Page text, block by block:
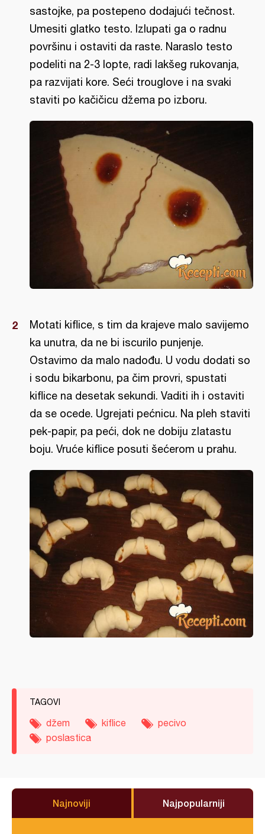
sastojke, pa postepeno dodajući tečnost.
Umesiti glatko testo. Izlupati ga o radnu
površinu i ostaviti da raste. Naraslo testo
podeliti na 2-3 lopte, radi lakšeg rukovanja,
pa razvijati kore. Seći trouglove i na svaki
staviti po kačičicu džema po izboru.
Motati kiflice, s tim da krajeve malo savijemo
ka unutra, da ne bi iscurilo punjenje.
Ostavimo da malo nadođu. U vodu dodati so
i sodu bikarbonu, pa čim provri, spustati
kiflice na desetak sekundi. Vaditi ih i ostaviti
da se ocede. Ugrejati pećnicu. Na pleh staviti
pek-papir, pa peći, dok ne dobiju zlatastu
boju. Vruće kiflice posuti šećerom u prahu.
TAGOVI
džem kiflice
pecivo
poslastica
Najnoviji Najpopularniji